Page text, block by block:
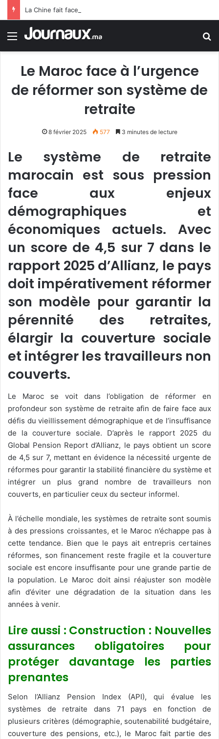
Menu
Le Maroc face à l’urgence
de réformer son système de
retraite
8 février 2025 577 3 minutes de lecture
Le système de retraite
marocain est sous pression
face aux enjeux
démographiques et
économiques actuels. Avec
un score de 4,5 sur 7 dans le
rapport 2025 d’Allianz, le pays
doit impérativement réformer
son modèle pour garantir la
pérennité des retraites,
élargir la couverture sociale
et intégrer les travailleurs non
couverts.
Le Maroc se voit dans l’obligation de réformer en
profondeur son système de retraite afin de faire face aux
défis du vieillissement démographique et de l’insuffisance
de la couverture sociale. D’après le rapport 2025 du
Global Pension Report d’Allianz, le pays obtient un score
de 4,5 sur 7, mettant en évidence la nécessité urgente de
réformes pour garantir la stabilité financière du système et
intégrer un plus grand nombre de travailleurs non
couverts, en particulier ceux du secteur informel.
À l’échelle mondiale, les systèmes de retraite sont soumis
à des pressions croissantes, et le Maroc n’échappe pas à
cette tendance. Bien que le pays ait entrepris certaines
réformes, son financement reste fragile et la couverture
sociale est encore insuffisante pour une grande partie de
la population. Le Maroc doit ainsi réajuster son modèle
afin d’éviter une dégradation de la situation dans les
années à venir.
Lire aussi : Construction : Nouvelles
assurances obligatoires pour
protéger davantage les parties
prenantes
Selon l’Allianz Pension Index (API), qui évalue les
systèmes de retraite dans 71 pays en fonction de
plusieurs critères (démographie, soutenabilité budgétaire,
couverture des pensions, etc.), le Maroc fait partie des